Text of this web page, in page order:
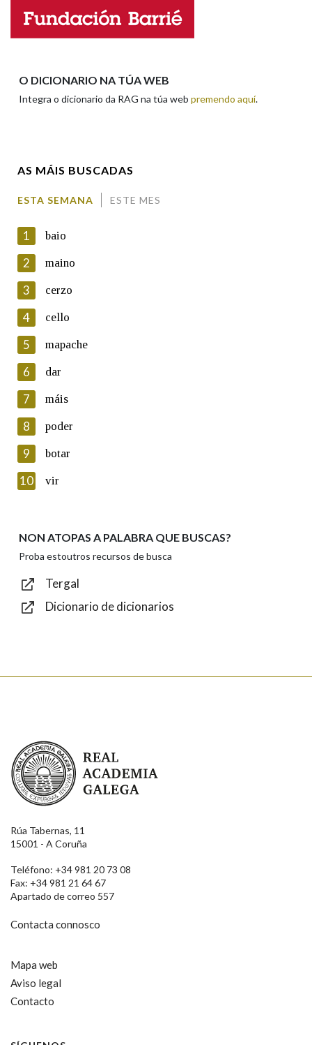
LIMPAR
Nome
En cumprimento da normativa vixente en materia de
Protección de Datos de Carácter Persoal, a Real Academia
Galega informa a aqueles usuarios que faciliten o seu correo
electrónico, así como calquera outra información de carácter
persoal, que estes datos serán obxecto de tratamento
automatizado de carácter confidencial e incorporados aos seus
ficheiros informáticos. Así mesmo, os usuarios poderán exercer o
seu dereito de acceso, rectificación, oposición e cancelación dos
seus datos poñéndose en contacto connosco.
Lin e acepto as condicións da política de
Introduce o código que aparece na imaxe:
Texto de verificación
O DICIONARIO NA TÚA WEB
Integra o dicionario da RAG na túa web premendo aquí.
AS MÁIS BUSCADAS
ESTA SEMANA ESTE MES
1 baio
2 maino
3 cerzo
4 cello
5 mapache
6 dar
7 máis
8 poder
9 botar
10 vir
NON ATOPAS A PALABRA QUE BUSCAS?
Proba estoutros recursos de busca
Tergal
Dicionario de dicionarios
Real Academia Galega
Rúa Tabernas, 11
15001 - A Coruña
Teléfono: +34 981 20 73 08
Fax: +34 981 21 64 67
Apartado de correo 557
Contacta connosco
Mapa web
Aviso legal
Contacto